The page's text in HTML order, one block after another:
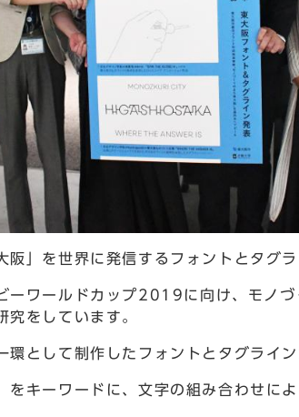
」を世界に発信するフォントとタグ
ワールドカップ2019に向け、モノづ
究をしています。
として制作したフォントとタグライン
キーワードに、文字の組み合わせに